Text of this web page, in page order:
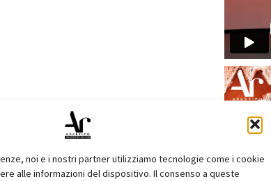
noi e i nostri partner utilizziamo tecnologie come i cookie
alle informazioni del dispositivo. Il consenso a queste